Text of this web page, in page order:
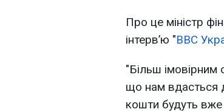
Про це міністр
інтерв’ю "BBC
"Більш імовірним
що нам вдасться
кошти будуть вже